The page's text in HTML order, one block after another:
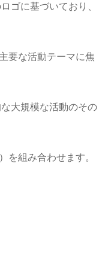
ゴに基づいており、
要な活動テーマに焦
大規模な活動のその
を組み合わせます。